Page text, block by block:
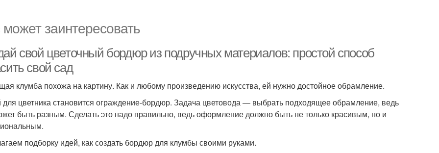
заинтересовать
свой цветочный бордюр из подручных материалов: простой способ
свой сад
клумба похожа на картину. Как и любому произведению искусства, ей нужно достойное обрамление.
цветника становится ограждение-бордюр. Задача цветовода — выбрать подходящее обрамление, ведь
быть разным. Сделать это надо правильно, ведь оформление должно быть не только красивым, но и
подборку идей, как создать бордюр для клумбы своими руками.